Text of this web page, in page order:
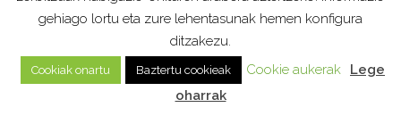
gehiago lortu eta zure lehentasunak hemen konfigura
ditzakezu.
Cookiak onartu Baztertu cookieak Cookie aukerak
Lege
oharrak